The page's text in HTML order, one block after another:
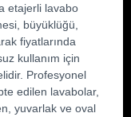
etajerli lavabo
büyüklüğü,
fiyatlarında
kullanım için
Profesyonel
edilen lavabolar,
yuvarlak ve oval